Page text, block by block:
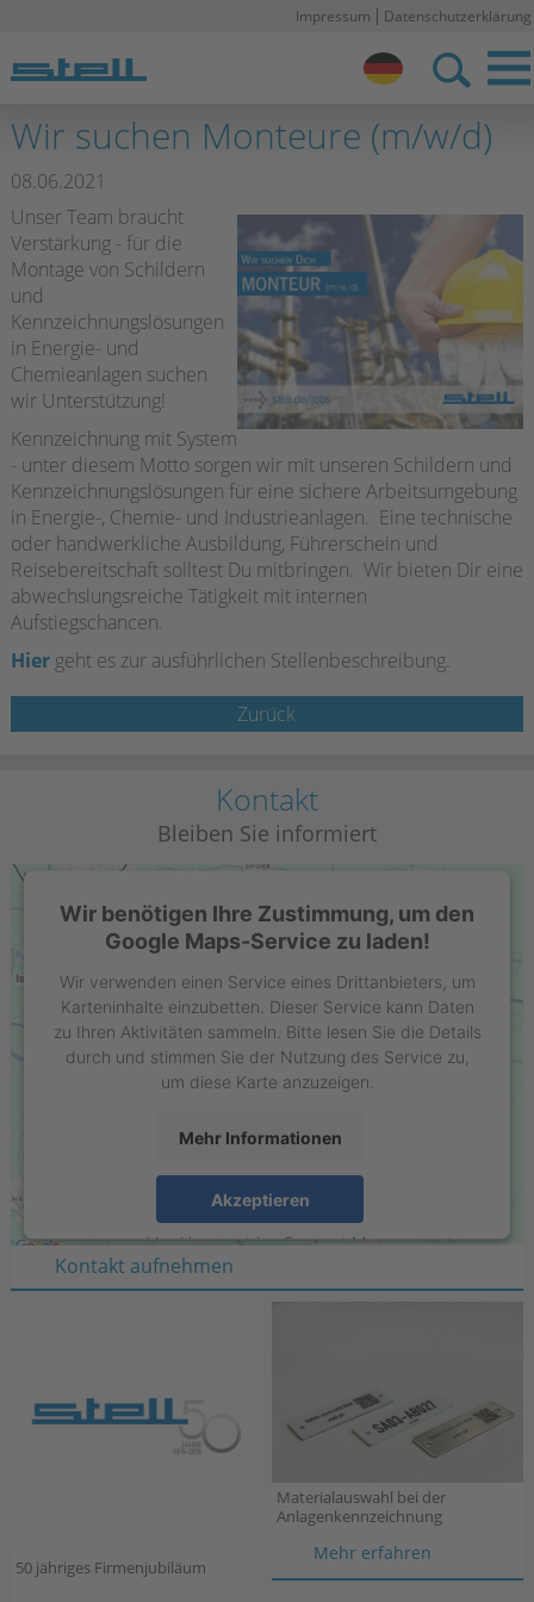
Stell DE
Impressum Datenschutzerklärung
Wir suchen Monteure (m/w/d)
08.06.2021
Unser Team braucht
Verstärkung - für die
Montage von Schildern
und
Kennzeichnungslösungen
in Energie- und
Chemieanlagen suchen
wir Unterstützung!
Kennzeichnung mit System
- unter diesem Motto sorgen wir mit unseren Schildern und
Kennzeichnungslösungen für eine sichere Arbeitsumgebung
in Energie-, Chemie- und Industrieanlagen. Eine technische
oder handwerkliche Ausbildung, Führerschein und
Reisebereitschaft solltest Du mitbringen. Wir bieten Dir eine
abwechslungsreiche Tätigkeit mit internen
Aufstiegschancen.
Hiergeht es zur ausführlichen Stellenbeschreibung.
Zurück
Kontakt
Bleiben Sie informiert
Wir benötigen Ihre Zustimmung, um den
Google Maps-Service zu laden!
Wir verwenden einen Service eines Drittanbieters, um
Karteninhalte einzubetten. Dieser Service kann Daten
zu Ihren Aktivitäten sammeln. Bitte lesen Sie die Details
durch und stimmen Sie der Nutzung des Service zu,
um diese Karte anzuzeigen.
Mehr Informationen
Akzeptieren
powered byUsercentrics Consent Management
Raiffeisenring 35-37
D-46395 Bocholt
Kontakt aufnehmen
50 jähriges Firmenjubiläum
Materialauswahl bei der
Anlagenkennzeichnung
Mehr erfahren
bei